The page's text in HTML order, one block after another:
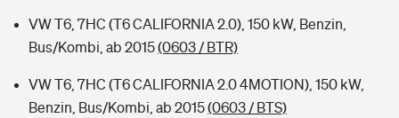
VW T6, 7HC (T6 CALIFORNIA 2.0), 150 kW, Benzin,
Bus/Kombi, ab 2015(0603 / BTR)
VW T6, 7HC (T6 CALIFORNIA 2.0 4MOTION), 150 kW,
Benzin, Bus/Kombi, ab 2015(0603 / BTS)